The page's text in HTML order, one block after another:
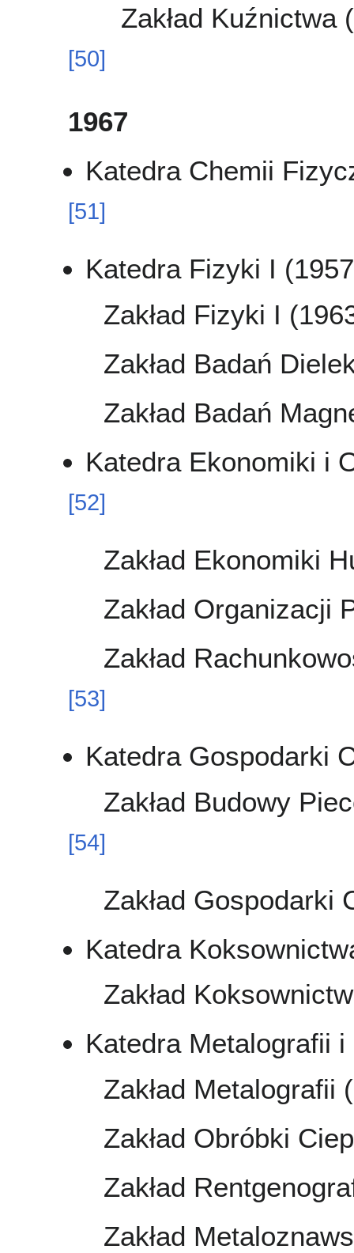
Zakład Kuźnictwa
[50]
1967
Katedra Chemii
[51]
Katedra Fizyki I
Zakład Fizyki I
Zakład Badań
Zakład Badań
Katedra Ekonomiki i
[52]
Zakład Ekonomiki
Zakład Organizacji
Zakład
[53]
Katedra Gospodarki
Zakład Budowy
[54]
Zakład Gospodarki
Katedra
Zakład
Katedra Metalografii
Zakład Metalografii
Zakład Obróbki
Zakład
Zakład